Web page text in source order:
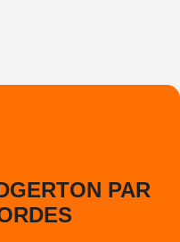
PAR